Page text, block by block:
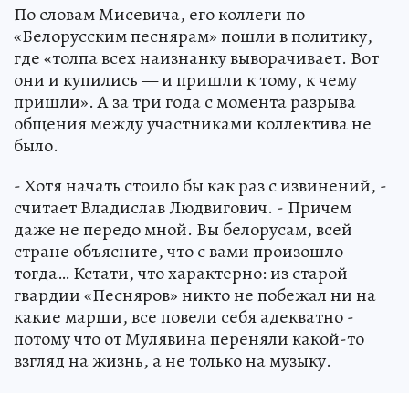
По словам Мисевича, его коллеги по
«Белорусским песнярам» пошли в политику,
где «толпа всех наизнанку выворачивает. Вот
они и купились — и пришли к тому, к чему
пришли». А за три года с момента разрыва
общения между участниками коллектива не
было.
- Хотя начать стоило бы как раз с извинений, -
считает Владислав Людвигович. - Причем
даже не передо мной. Вы белорусам, всей
стране объясните, что с вами произошло
тогда… Кстати, что характерно: из старой
гвардии «Песняров» никто не побежал ни на
какие марши, все повели себя адекватно -
потому что от Мулявина переняли какой-то
взгляд на жизнь, а не только на музыку.